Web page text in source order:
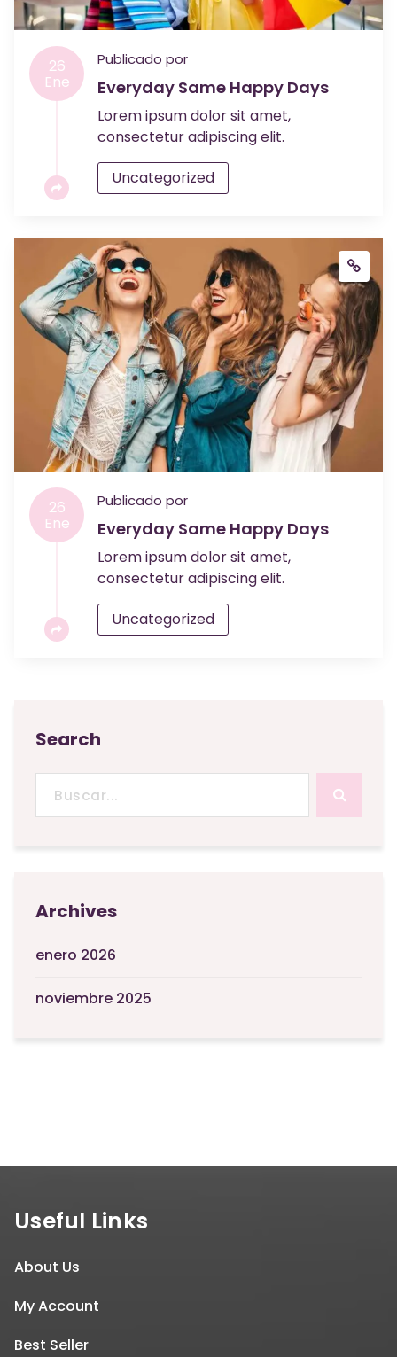
26
Ene
Publicado por
Everyday Same Happy Days
Lorem ipsum dolor sit amet,
consectetur adipiscing elit.
Uncategorized
26
Ene
Publicado por
Everyday Same Happy Days
Lorem ipsum dolor sit amet,
consectetur adipiscing elit.
Uncategorized
Search
Archives
enero 2026
noviembre 2025
Useful Links
About Us
My Account
Best Seller